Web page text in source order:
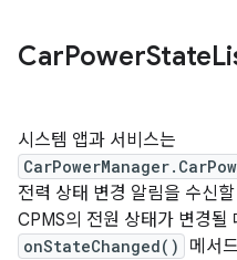
CarPowerState
시스템 앱과 서비스는
전력 상태 변경 알림을 수신
CPMS의 전원 상태가 변경될
onStateChanged()
메서